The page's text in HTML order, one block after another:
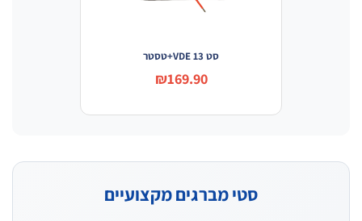
₪169.90
סטי מברגים מקצועיים